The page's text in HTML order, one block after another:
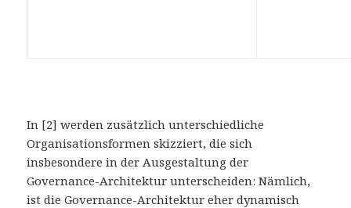
In [2] werden zusätzlich unterschiedliche
Organisationsformen skizziert, die sich
insbesondere in der Ausgestaltung der
Governance-Architektur unterscheiden: Nämlich,
ist die Governance-Architektur eher dynamisch